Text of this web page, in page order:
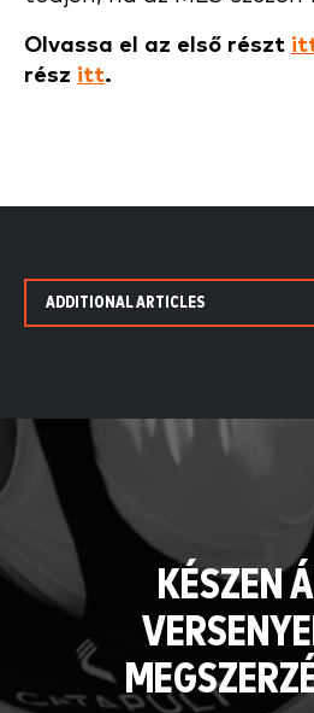
Olvassa el az első részt
rész itt.
ADDITIONAL ARTICLES
KÉSZEN